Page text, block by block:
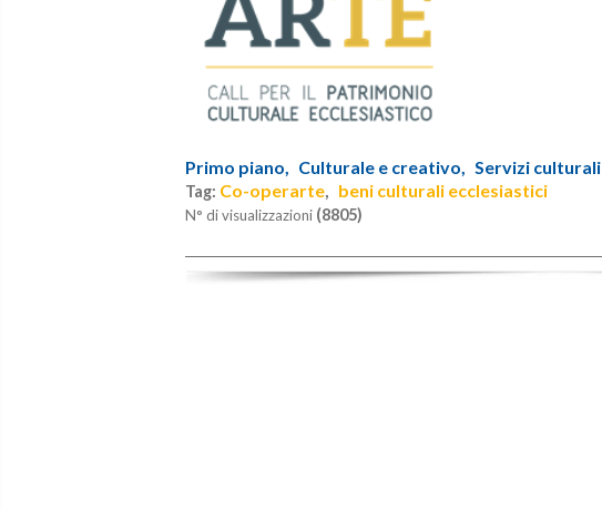
Primo piano, Culturale e creativo, Servizi culturali
Tag: Co-operarte, beni culturali ecclesiastici
N° di visualizzazioni (8805)